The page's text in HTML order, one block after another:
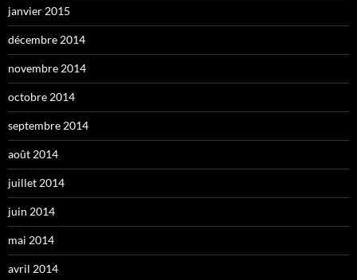
janvier 2015
décembre 2014
novembre 2014
octobre 2014
septembre 2014
août 2014
juillet 2014
juin 2014
mai 2014
avril 2014